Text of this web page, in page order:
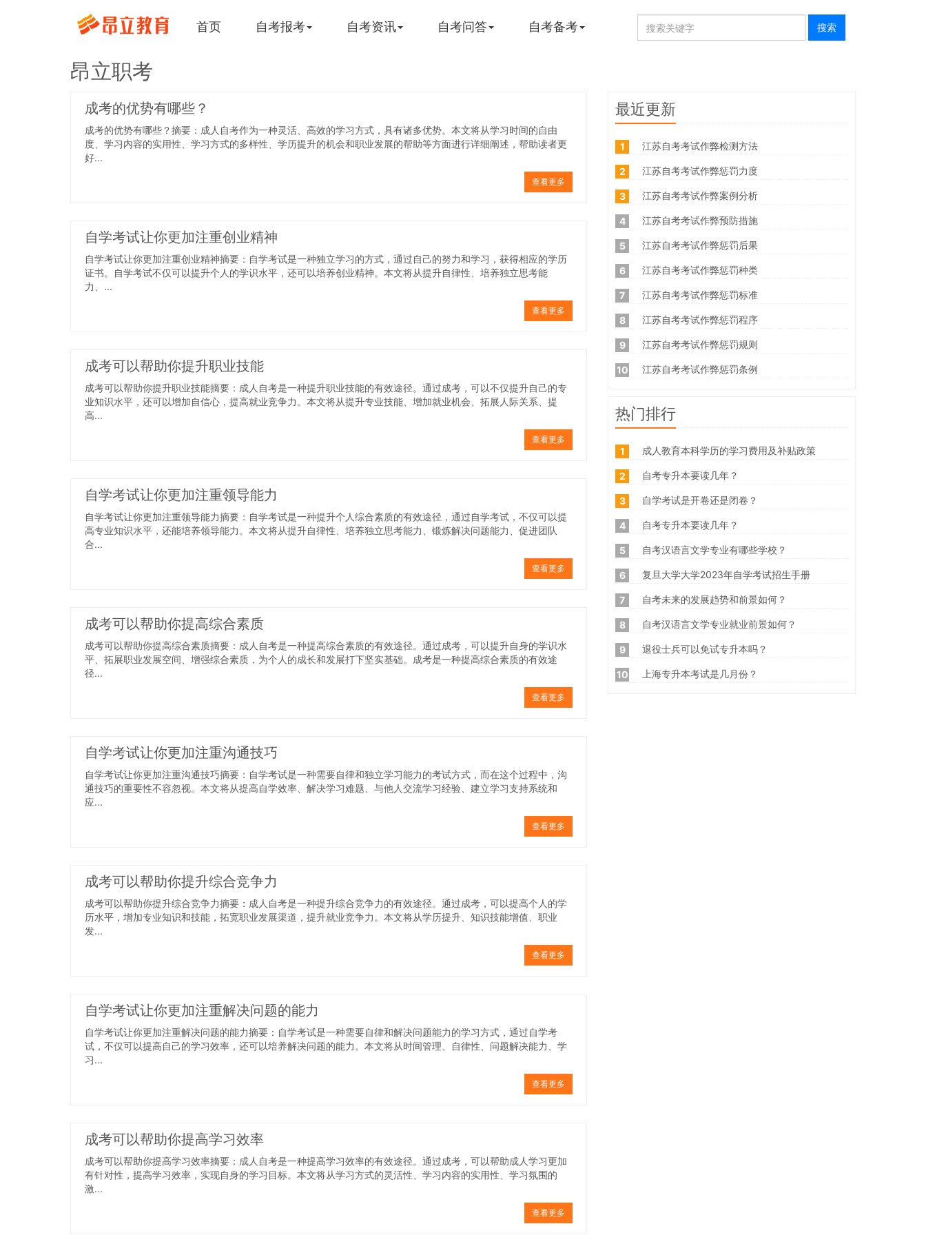
首页 自考报考 自考资讯 自考问答 自考备考
昂立职考
成考的优势有哪些？
成考的优势有哪些？摘要：成人自考作为一种灵活、高效的学习方式，具有诸多优势。本文将从学习时间的自由
度、学习内容的实用性、学习方式的多样性、学历提升的机会和职业发展的帮助等方面进行详细阐述，帮助读者更
好...
查看更多
自学考试让你更加注重创业精神
自学考试让你更加注重创业精神摘要：自学考试是一种独立学习的方式，通过自己的努力和学习，获得相应的学历
证书。自学考试不仅可以提升个人的学识水平，还可以培养创业精神。本文将从提升自律性、培养独立思考能
力、...
查看更多
成考可以帮助你提升职业技能
成考可以帮助你提升职业技能摘要：成人自考是一种提升职业技能的有效途径。通过成考，可以不仅提升自己的专
业知识水平，还可以增加自信心，提高就业竞争力。本文将从提升专业技能、增加就业机会、拓展人际关系、提
高...
查看更多
自学考试让你更加注重领导能力
自学考试让你更加注重领导能力摘要：自学考试是一种提升个人综合素质的有效途径，通过自学考试，不仅可以提
高专业知识水平，还能培养领导能力。本文将从提升自律性、培养独立思考能力、锻炼解决问题能力、促进团队
合...
查看更多
成考可以帮助你提高综合素质
成考可以帮助你提高综合素质摘要：成人自考是一种提高综合素质的有效途径。通过成考，可以提升自身的学识水
平、拓展职业发展空间、增强综合素质，为个人的成长和发展打下坚实基础。成考是一种提高综合素质的有效途
径...
查看更多
自学考试让你更加注重沟通技巧
自学考试让你更加注重沟通技巧摘要：自学考试是一种需要自律和独立学习能力的考试方式，而在这个过程中，沟
通技巧的重要性不容忽视。本文将从提高自学效率、解决学习难题、与他人交流学习经验、建立学习支持系统和
应...
查看更多
成考可以帮助你提升综合竞争力
成考可以帮助你提升综合竞争力摘要：成人自考是一种提升综合竞争力的有效途径。通过成考，可以提高个人的学
历水平，增加专业知识和技能，拓宽职业发展渠道，提升就业竞争力。本文将从学历提升、知识技能增值、职业
发...
查看更多
自学考试让你更加注重解决问题的能力
自学考试让你更加注重解决问题的能力摘要：自学考试是一种需要自律和解决问题能力的学习方式，通过自学考
试，不仅可以提高自己的学习效率，还可以培养解决问题的能力。本文将从时间管理、自律性、问题解决能力、学
习...
查看更多
成考可以帮助你提高学习效率
成考可以帮助你提高学习效率摘要：成人自考是一种提高学习效率的有效途径。通过成考，可以帮助成人学习更加
有针对性，提高学习效率，实现自身的学习目标。本文将从学习方式的灵活性、学习内容的实用性、学习氛围的
激...
查看更多
最近更新
1 江苏自考考试作弊检测方法
2 江苏自考考试作弊惩罚力度
3 江苏自考考试作弊案例分析
4 江苏自考考试作弊预防措施
5 江苏自考考试作弊惩罚后果
6 江苏自考考试作弊惩罚种类
7 江苏自考考试作弊惩罚标准
8 江苏自考考试作弊惩罚程序
9 江苏自考考试作弊惩罚规则
10 江苏自考考试作弊惩罚条例
热门排行
1 成人教育本科学历的学习费用及补贴政策
2 自考专升本要读几年？
3 自学考试是开卷还是闭卷？
4 自考专升本要读几年？
5 自考汉语言文学专业有哪些学校？
6 复旦大学大学2023年自学考试招生手册
7 自考未来的发展趋势和前景如何？
8 自考汉语言文学专业就业前景如何？
9 退役士兵可以免试专升本吗？
10 上海专升本考试是几月份？